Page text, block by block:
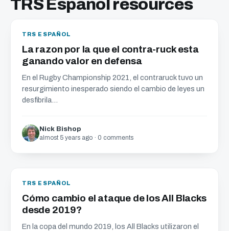
TRS Español resources
TRS ESPAÑOL
La razon por la que el contra-ruck esta
ganando valor en defensa
En el Rugby Championship 2021, el contraruck tuvo un
resurgimiento inesperado siendo el cambio de leyes un
desfibrila...
Nick Bishop
almost 5 years ago · 0 comments
TRS ESPAÑOL
Cómo cambio el ataque de los All Blacks
desde 2019?
En la copa del mundo 2019, los All Blacks utilizaron el